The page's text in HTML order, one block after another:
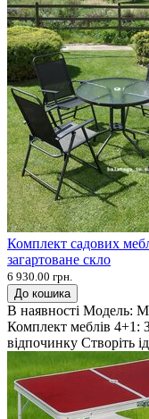
Комплект садових
загартоване скло
6 930.00 грн.
До кошика
В наявності Модель:
Комплект меблів 4+1:
відпочинку Створіть